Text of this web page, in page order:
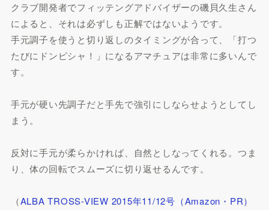
クラブ開発者でフィッテングアドバイザーの磯貝久生さん
によると、それは必ずしも正解ではないようです。
手元調子を使うと切り返しのタイミングが合って、「打つ
たびにドンピシャ！」になるアマチュアは非常に多いんで
す。
手元が硬い先調子だと手先で強引にしならせようとしてし
まう。
反対に手元が柔らかければ、自然としなってくれる。つま
り、体の回転でスムーズに切り返せるんです。
（ALBA TROSS-VIEW 2015年11/12号（Amazon・PR）